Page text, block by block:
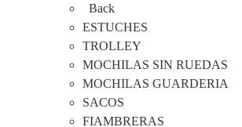
Back
ESTUCHES
TROLLEY
MOCHILAS SIN RUEDAS
MOCHILAS GUARDERIA
SACOS
FIAMBRERAS